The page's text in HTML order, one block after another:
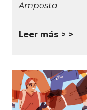
Amposta
Leer más >